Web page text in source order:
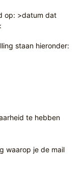
op: >datum dat
staan hieronder:
te hebben
waarop je de mail